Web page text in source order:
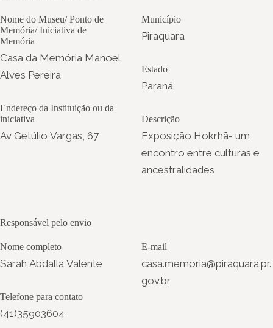
Nome do Museu/ Ponto de
Memória/ Iniciativa de
Memória
Casa da Memória Manoel
Alves Pereira
Endereço da Instituição ou da
iniciativa
Av Getúlio Vargas, 67
Município
Piraquara
Estado
Paraná
Descrição
Exposição Hokrhã- um
encontro entre culturas e
ancestralidades
Responsável pelo envio
Nome completo
Sarah Abdalla Valente
Telefone para contato
(41)35903604
E-mail
casa.memoria@piraquara.pr.
gov.br